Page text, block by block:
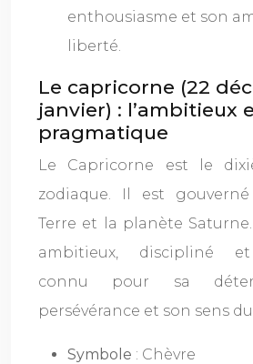
enthousiasme et son
liberté.
Le capricorne (22
janvier) : l’ambitieux
pragmatique
Le Capricorne est le
zodiaque. Il est
Terre et la planète
ambitieux, discipliné et
connu pour sa
persévérance et son sens
Symbole : Chèvre